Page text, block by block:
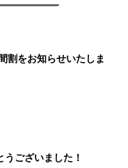
割をお知らせいたしま
うございました！